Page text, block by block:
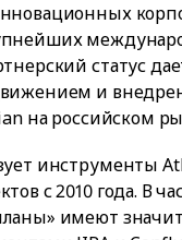
статус
и
на российском
инструменты
с 2010 года. В
имеют